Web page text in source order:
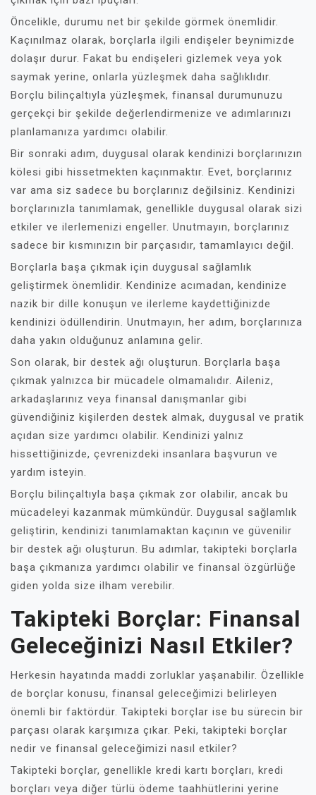
Öncelikle, durumu net bir şekilde görmek önemlidir.
Kaçınılmaz olarak, borçlarla ilgili endişeler beynimizde
dolaşır durur. Fakat bu endişeleri gizlemek veya yok
saymak yerine, onlarla yüzleşmek daha sağlıklıdır.
Borçlu bilinçaltıyla yüzleşmek, finansal durumunuzu
gerçekçi bir şekilde değerlendirmenize ve adımlarınızı
planlamanıza yardımcı olabilir.
Bir sonraki adım, duygusal olarak kendinizi borçlarınızın
kölesi gibi hissetmekten kaçınmaktır. Evet, borçlarınız
var ama siz sadece bu borçlarınız değilsiniz. Kendinizi
borçlarınızla tanımlamak, genellikle duygusal olarak sizi
etkiler ve ilerlemenizi engeller. Unutmayın, borçlarınız
sadece bir kısmınızın bir parçasıdır, tamamlayıcı değil.
Borçlarla başa çıkmak için duygusal sağlamlık
geliştirmek önemlidir. Kendinize acımadan, kendinize
nazik bir dille konuşun ve ilerleme kaydettiğinizde
kendinizi ödüllendirin. Unutmayın, her adım, borçlarınıza
daha yakın olduğunuz anlamına gelir.
Son olarak, bir destek ağı oluşturun. Borçlarla başa
çıkmak yalnızca bir mücadele olmamalıdır. Aileniz,
arkadaşlarınız veya finansal danışmanlar gibi
güvendiğiniz kişilerden destek almak, duygusal ve pratik
açıdan size yardımcı olabilir. Kendinizi yalnız
hissettiğinizde, çevrenizdeki insanlara başvurun ve
yardım isteyin.
Borçlu bilinçaltıyla başa çıkmak zor olabilir, ancak bu
mücadeleyi kazanmak mümkündür. Duygusal sağlamlık
geliştirin, kendinizi tanımlamaktan kaçının ve güvenilir
bir destek ağı oluşturun. Bu adımlar, takipteki borçlarla
başa çıkmanıza yardımcı olabilir ve finansal özgürlüğe
giden yolda size ilham verebilir.
Takipteki Borçlar: Finansal
Geleceğinizi Nasıl Etkiler?
Herkesin hayatında maddi zorluklar yaşanabilir. Özellikle
de borçlar konusu, finansal geleceğimizi belirleyen
önemli bir faktördür. Takipteki borçlar ise bu sürecin bir
parçası olarak karşımıza çıkar. Peki, takipteki borçlar
nedir ve finansal geleceğimizi nasıl etkiler?
Takipteki borçlar, genellikle kredi kartı borçları, kredi
borçları veya diğer türlü ödeme taahhütlerini yerine